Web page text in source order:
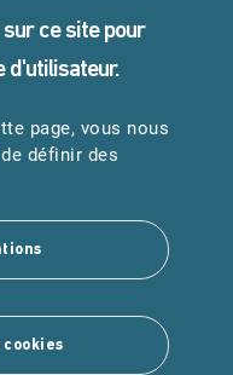
ce site pour
d'utilisateur.
page, vous nous
définir des